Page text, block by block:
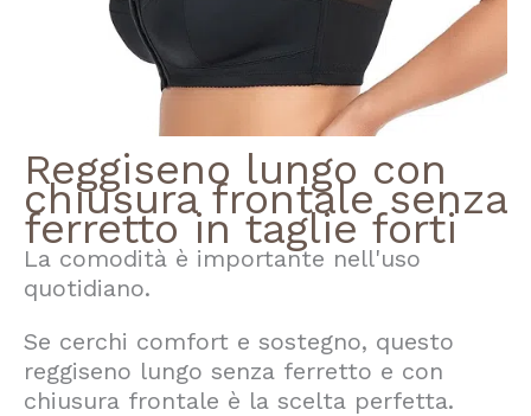
Reggiseno lungo con
chiusura frontale senza
ferretto in taglie forti
La comodità è importante nell'uso
quotidiano.
Se cerchi comfort e sostegno, questo
reggiseno lungo senza ferretto e con
chiusura frontale è la scelta perfetta.